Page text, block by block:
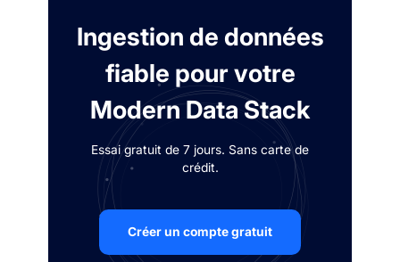
Ingestion de données
fiable pour votre
Modern Data Stack
Essai gratuit de 7 jours. Sans carte de
crédit.
Créer un compte gratuit